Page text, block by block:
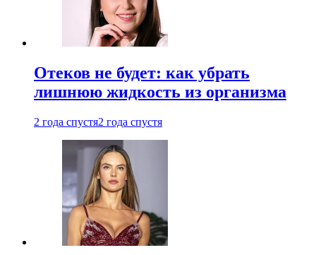
Отеков не будет: как убрать
лишнюю жидкость из организма
2 года спустя2 года спустя